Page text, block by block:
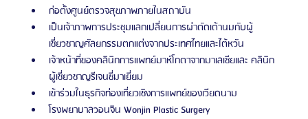
ก่อตั้งศูนย์ตรวจสุขภาพภายในสถาบัน
เป็นเจ้าภาพการประชุมแลกเปลี่ยนการผ่าตัดเต้านมกับผู้
เชี่ยวชาญศัลยกรรมตกแต่งจากประเทศไทยและไต้หวัน
เจ้าหน้าที่ของคลินิกการแพทย์มาห์โกตาจากมาเลเซียและ คลินิก
ผู้เชี่ยวชาญรีเจนซี่มาเยี่ยม
เข้าร่วมในธุรกิจท่องเที่ยวเชิงการแพทย์ของเวียดนาม
โรงพยาบาลวอนจิน Wonjin Plastic Surgery